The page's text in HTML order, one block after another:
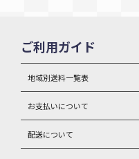
ご利用ガイド
地域別送料一覧表
お支払いについて
配送について